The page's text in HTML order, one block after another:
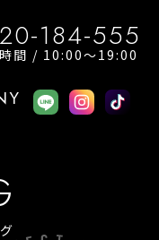
184-555
間 / 10:00〜19:00